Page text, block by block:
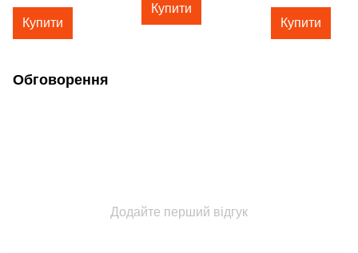
Купити
Купити
Купити
Обговорення
Додайте перший відгук